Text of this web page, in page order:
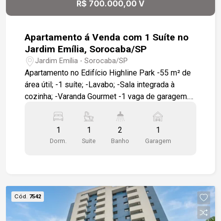
conveniência, acessibilidade e alto potencial de
R$ 700.000,00 V
Apartamento á Venda com 1 Suíte no
Jardim Emília, Sorocaba/SP
Jardim Emília - Sorocaba/SP
Apartamento no Edifício Highline Park -55 m² de
área útil; -1 suíte; -Lavabo; -Sala integrada à
cozinha; -Varanda Gourmet -1 vaga de garagem.
Piscinas adulto e infantil; -Salão de festas.
Localização: -Em frente ao Colégio Uirapuru; -A 9
minutos do Shopping Iguatemi Esplanada; -A 6
1
Dorm.
1
Suite
2
Banho
1
Garagem
Cód. 7542